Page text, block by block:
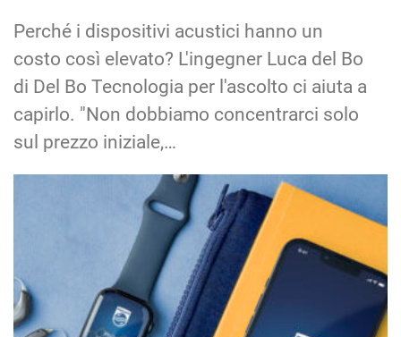
Perché i dispositivi acustici hanno un
costo così elevato? L'ingegner Luca del Bo
di Del Bo Tecnologia per l'ascolto ci aiuta a
capirlo. "Non dobbiamo concentrarci solo
sul prezzo iniziale,…